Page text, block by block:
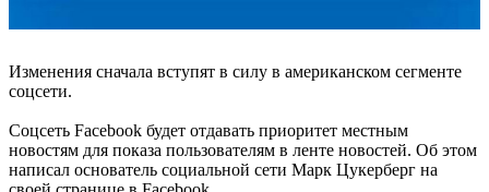
Изменения сначала вступят в силу в американском сегменте
соцсети.
Соцсеть Facebook будет отдавать приоритет местным
новостям для показа пользователям в ленте новостей. Об этом
написал основатель социальной сети Марк Цукерберг на